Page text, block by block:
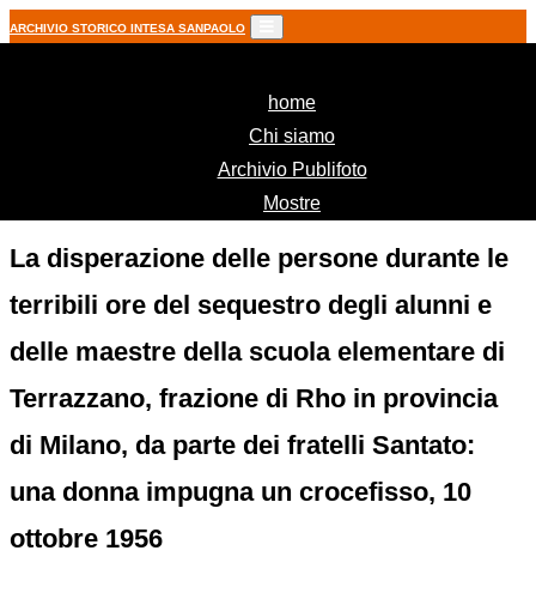
ARCHIVIO STORICO INTESA SANPAOLO
home(current)
Chi siamo
Archivio Publifoto
Mostre
La disperazione delle persone durante le
terribili ore del sequestro degli alunni e
delle maestre della scuola elementare di
Terrazzano, frazione di Rho in provincia
di Milano, da parte dei fratelli Santato:
una donna impugna un crocefisso, 10
ottobre 1956